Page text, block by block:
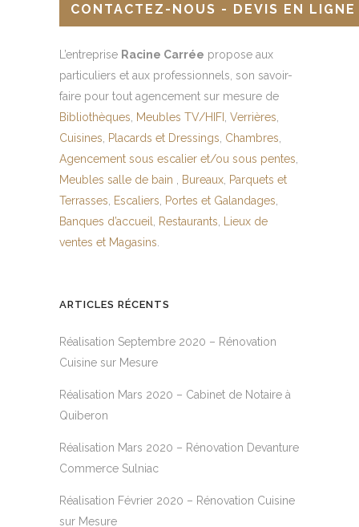
CONTACTEZ-NOUS - DEVIS EN LIGNE
L’entreprise Racine Carrée propose aux
particuliers et aux professionnels, son savoir-
faire pour tout agencement sur mesure de
Bibliothèques
Meubles TV/HIFI Verrières
Cuisines
Placards et Dressings Chambres
Agencement sous escalier et/ou sous pentes
Meubles salle de bain
Bureaux Parquets et
Terrasses
Escaliers Portes et Galandages
Banques d’accueil
Restaurants
Lieux de
ventes et Magasins
ARTICLES RÉCENTS
Réalisation Septembre 2020 – Rénovation
Cuisine sur Mesure
Réalisation Mars 2020 – Cabinet de Notaire à
Quiberon
Réalisation Mars 2020 – Rénovation Devanture
Commerce Sulniac
Réalisation Février 2020 – Rénovation Cuisine
sur Mesure